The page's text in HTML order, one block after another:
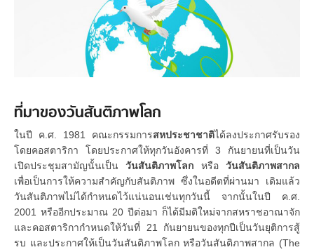
ที่มาของวันสันติภาพโลก
ในปี ค.ศ. 1981 คณะกรรมการสหประชาชาติได้ลงประกาศรับรอง
โดยคอสตาริกา โดยประกาศให้ทุกวันอังคารที่ 3 กันยายนที่เป็นวัน
เปิดประชุมสามัญนั้นเป็นวันสันติภาพโลก หรือวันสันติภาพสากล
เพื่อเป็นการให้ความสำคัญกับสันติภาพ ซึ่งในอดีตที่ผ่านมา เดิมแล้ว
วันสันติภาพไม่ได้กำหนดไว้แน่นอนเช่นทุกวันนี้ จากนั้นในปี ค.ศ.
2001 หรืออีกประมาณ 20 ปีต่อมา ก็ได้มีมติใหม่จากสหราชอาณาจัก
และคอสตาริกากำหนดให้วันที่ 21 กันยายนของทุกปีเป็นวันยุติการสู้
รบ และประกาศให้เป็นวันสันติภาพโลก หรือวันสันติภาพสากล (The